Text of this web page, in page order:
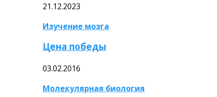
21.12.2023
Изучение мозга
Цена победы
03.02.2016
Молекулярная биология